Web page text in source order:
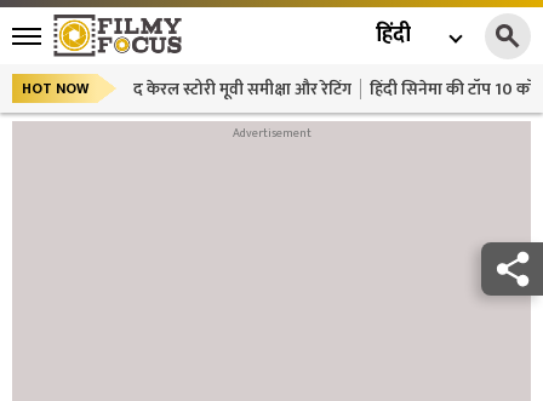
हिंदी
HOT NOW द केरल स्टोरी मूवी समीक्षा और रेटिंग हिंदी सिनेमा की टॉप 10